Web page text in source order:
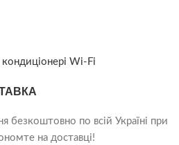
Wi-Fi
безкоштовно по всій Україні при
на доставці!